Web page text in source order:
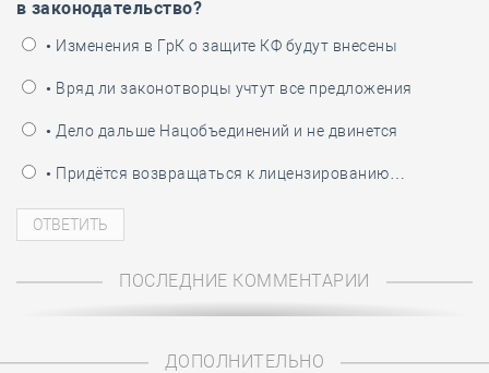
в законодательство?
• Изменения в ГрК о защите КФ будут внесены
• Вряд ли законотворцы учтут все предложения
• Дело дальше Нацобъединений и не двинется
• Придётся возвращаться к лицензированию…
ПОСЛЕДНИЕ КОММЕНТАРИИ
ДОПОЛНИТЕЛЬНО